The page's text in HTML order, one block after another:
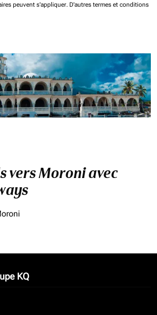
peuvent s'appliquer. D'autres termes et conditions
vers Moroni avec
KQ